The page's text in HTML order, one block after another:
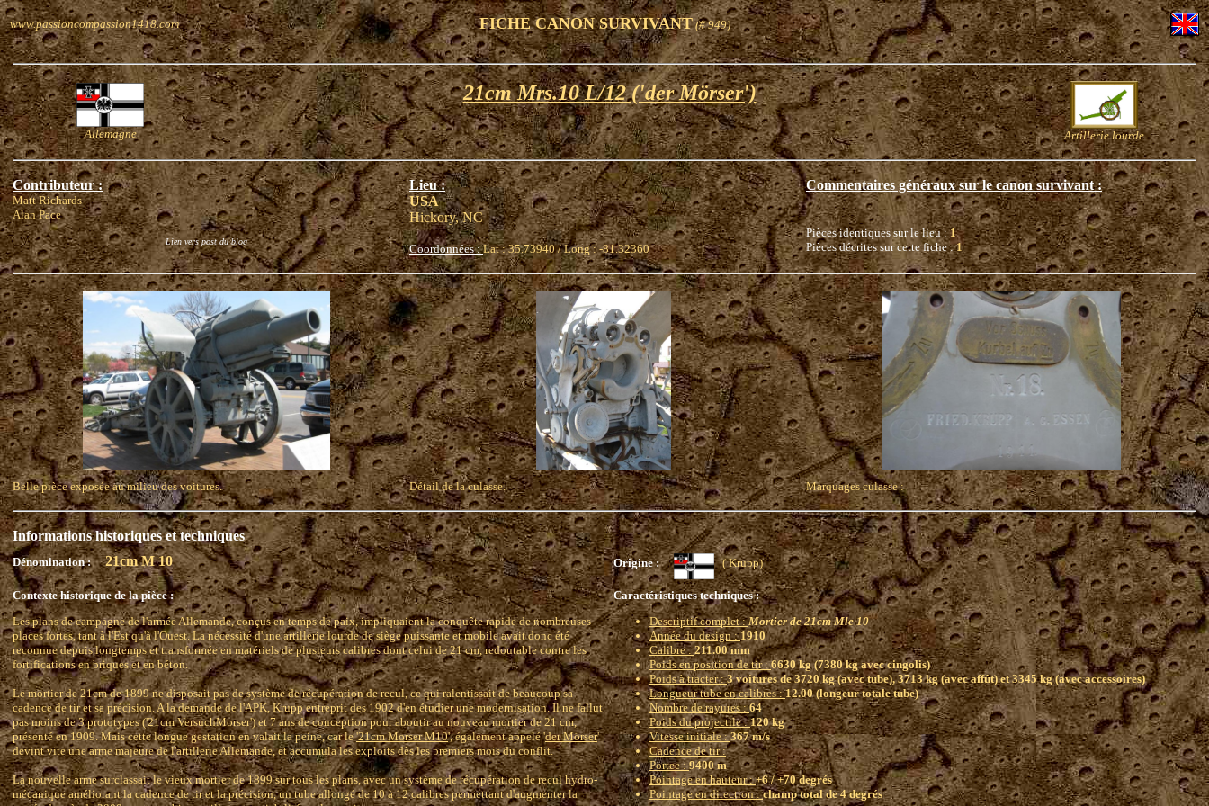
www.passioncompassion1418.com FICHE CANON SURVIVANT(# 949)
Allemagne
21cm Mrs.10 L/12 ('der Mörser')
Artillerie lourde
Contributeur :
Matt Richards
Alan Pace
Lien vers post du blog
Lieu :
USA
Hickory, NC
Coordonnées :Lat : 35.73940 / Long : -81.32360
Commentaires généraux sur le canon survivant :
Pièces identiques sur le lieu :1
Pièces décrites sur cette fiche :1
Belle pièce exposée au milieu des voitures. Détail de la culasse. Marquages culasse :
Informations historiques et techniques
Dénomination : 21cm M 10 Origine : ( Krupp)
Contexte historique de la pièce :
Les plans de campagne de l'armée Allemande, conçus en temps de paix, impliquaient la conquête rapide de nombreuses
places fortes, tant à l'Est qu'à l'Ouest. La nécessité d'une artillerie lourde de siège puissante et mobile avait donc été
reconnue depuis longtemps et transformée en matériels de plusieurs calibres dont celui de 21 cm, redoutable contre les
fortifications en briques et en béton.
Le mortier de 21cm de 1899 ne disposait pas de système de récupération de recul, ce qui ralentissait de beaucoup sa
cadence de tir et sa précision. A la demande de l'APK, Krupp entreprit des 1902 d'en étudier une modernisation. Il ne fallut
pas moins de 3 prototypes ('21cm VersuchMorser') et 7 ans de conception pour aboutir au nouveau mortier de 21 cm,
présenté en 1909. Mais cette longue gestation en valait la peine, car le'21cm Morser M10', également appelé 'der Mörser'
devint vite une arme majeure de l'artillerie Allemande, et accumula les exploits dès les premiers mois du conflit.
La nouvelle arme surclassait le vieux mortier de 1899 sur tous les plans, avec un système de récupération de recul hydro-
mécanique améliorant la cadence de tir et la précision, un tube allongé de 10 à 12 calibres permettant d'augmenter la
Caractéristiques techniques :
Descriptif complet :Mortier de 21cm Mle 10
Année du design :1910
Calibre :211.00 mm
Poids en position de tir :6630 kg (7380 kg avec cingolis)
Poids à tracter :3 voitures de 3720 kg (avec tube), 3713 kg (avec affût) et 3345 kg (avec accessoires)
Longueur tube en calibres :12.00 (longeur totale tube)
Nombre de rayures :64
Poids du projectile :120 kg
Vitesse initiale :367 m/s
Cadence de tir :
Portee :9400 m
Pointage en hauteur :+6 / +70 degrés
Pointage en direction :champ total de 4 degrés